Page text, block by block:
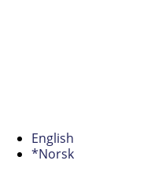
English
*Norsk